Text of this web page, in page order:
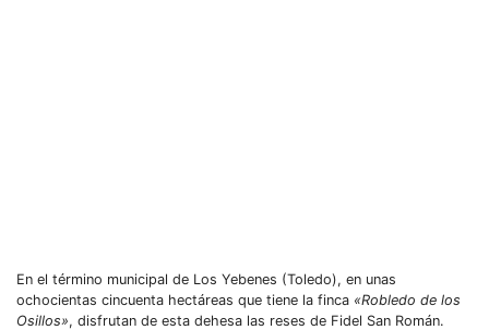
En el término municipal de Los Yebenes (Toledo), en unas
ochocientas cincuenta hectáreas que tiene la finca «Robledo de los
Osillos», disfrutan de esta dehesa las reses de Fidel San Román.